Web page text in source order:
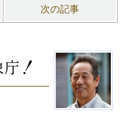
次の記事
！